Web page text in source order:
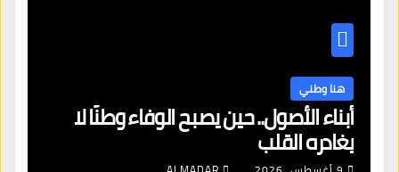
هنا وطني
أبناء الأصول.. حين يصبح الوفاء وطنًا لا
يغادره القلب